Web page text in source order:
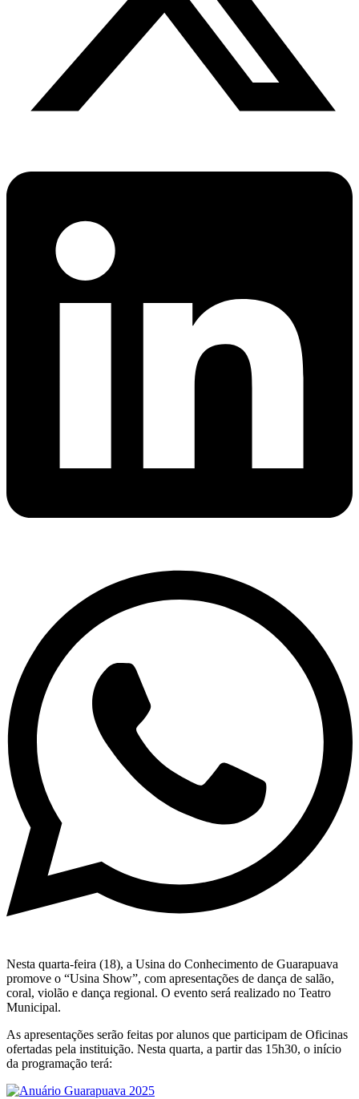
Nesta quarta-feira (18), a Usina do Conhecimento de Guarapuava
promove o “Usina Show”, com apresentações de dança de salão,
coral, violão e dança regional. O evento será realizado no Teatro
Municipal.
As apresentações serão feitas por alunos que participam de Oficinas
ofertadas pela instituição. Nesta quarta, a partir das 15h30, o início
da programação terá: